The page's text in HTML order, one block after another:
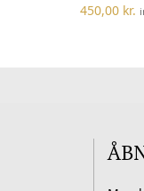
450,00 kr.